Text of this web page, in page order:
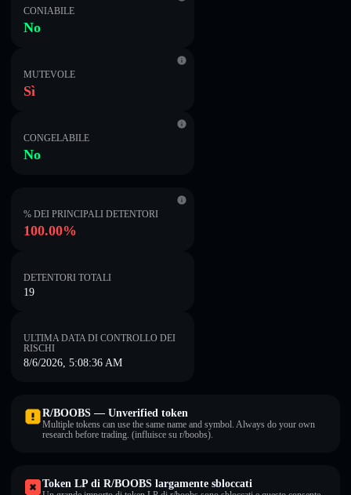
CONIABILE
No
MUTEVOLE
Sì
CONGELABILE
No
% DEI PRINCIPALI DETENTORI
100.00%
DETENTORI TOTALI
19
ULTIMA DATA DI CONTROLLO DEI
RISCHI
8/6/2026, 5:08:36 AM
R/BOOBS — Unverified token
Multiple tokens can use the same name and symbol. Always do your own
research before trading. (influisce su r/boobs).
Token LP di R/BOOBS largamente sbloccati